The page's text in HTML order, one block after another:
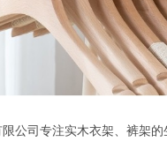
公司专注实木衣架、裤架的